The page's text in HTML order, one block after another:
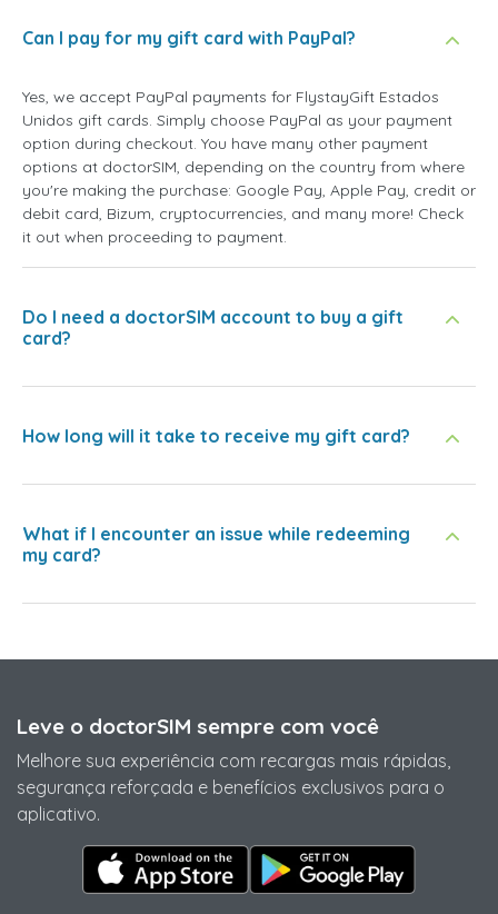
Can I pay for my gift card with PayPal?
Yes, we accept PayPal payments for FlystayGift Estados
Unidos gift cards. Simply choose PayPal as your payment
option during checkout. You have many other payment
options at doctorSIM, depending on the country from where
you're making the purchase: Google Pay, Apple Pay, credit or
debit card, Bizum, cryptocurrencies, and many more! Check
it out when proceeding to payment.
Do I need a doctorSIM account to buy a gift
card?
How long will it take to receive my gift card?
What if I encounter an issue while redeeming
my card?
Leve o doctorSIM sempre com você
Melhore sua experiência com recargas mais rápidas,
segurança reforçada e benefícios exclusivos para o
aplicativo.